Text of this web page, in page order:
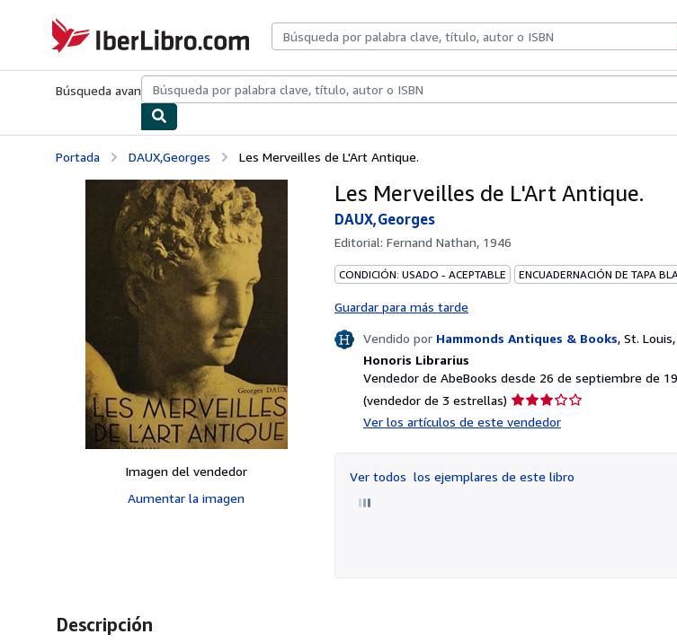
IberLibro.com
Búsqueda avanzadaColecciones Libros antiguosArte y coleccionismo
Portada DAUX,Georges Les Merveilles de L'Art Antique.
Imagen del vendedor
Aumentar la imagen
Les Merveilles de L'Art Antique.
DAUX,Georges
Editorial: Fernand Nathan, 1946
CONDICIÓN: USADO - ACEPTABLE ENCUADERNACIÓN DE TAPA
Guardar para más tarde
Vendido por Hammonds Antiques & Books, St.
Honoris Librarius
Vendedor de AbeBooks desde 26 de septiembre de
(vendedor de 3 estrellas) Calificación
Ver los artículos de este vendedor
Ver todos los ejemplares de este libro
Descripción